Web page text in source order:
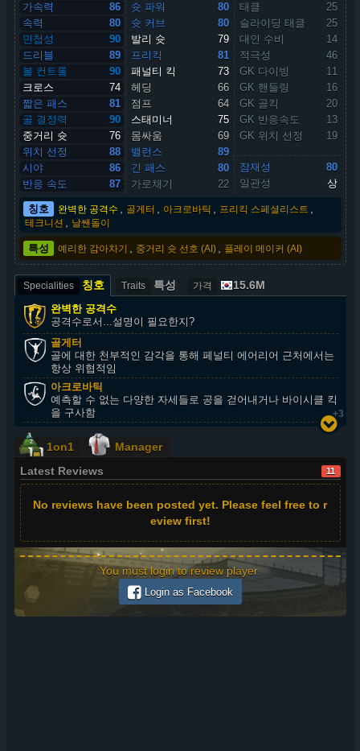
가속력
86
속력
80
민첩성
90
드리블
89
볼 컨트롤
90
크로스
74
짧은 패스
81
골 결정력
90
중거리 슛
76
위치 선정
88
시야
86
반응 속도
87
슛 파워
80
슛 커브
80
발리 슛
79
프리킥
81
패널티 킥
73
헤딩
66
점프
64
스태미너
75
몸싸움
69
밸런스
89
긴 패스
80
가로채기
22
태클
25
슬라이딩 태클
25
대인 수비
14
적극성
46
GK 다이빙
11
GK 핸들링
16
GK 골킥
20
GK 반응속도
13
GK 위치 선정
19
잠재성
80
일관성
상
칭호 완벽한 공격수 골게터 아크로바틱 프리킥 스페셜리스트
테크니션 날쌘돌이
특성 예리한 감아차기 중거리 슛 선호 (AI) 플레이 메이커 (AI)
Specialities 칭호 Traits 특성 가격 15.6M
완벽한 공격수
공격수로서...설명이 필요한지?
골게터
골에 대한 천부적인 감각을 통해 페널티 에어리어 근처에서는
항상 위협적임
아크로바틱
예측할 수 없는 다양한 자세들로 공을 걷어내거나 바이시클 킥
을 구사함
+3
1on1
Manager
Latest Reviews
11
No reviews have been posted yet. Please feel free to r
eview first!
You must login to review player.
Login as Facebook